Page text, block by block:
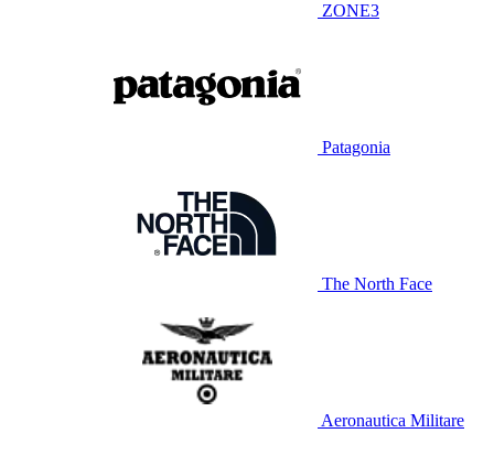
ZONE3
Patagonia
The North Face
Aeronautica Militare